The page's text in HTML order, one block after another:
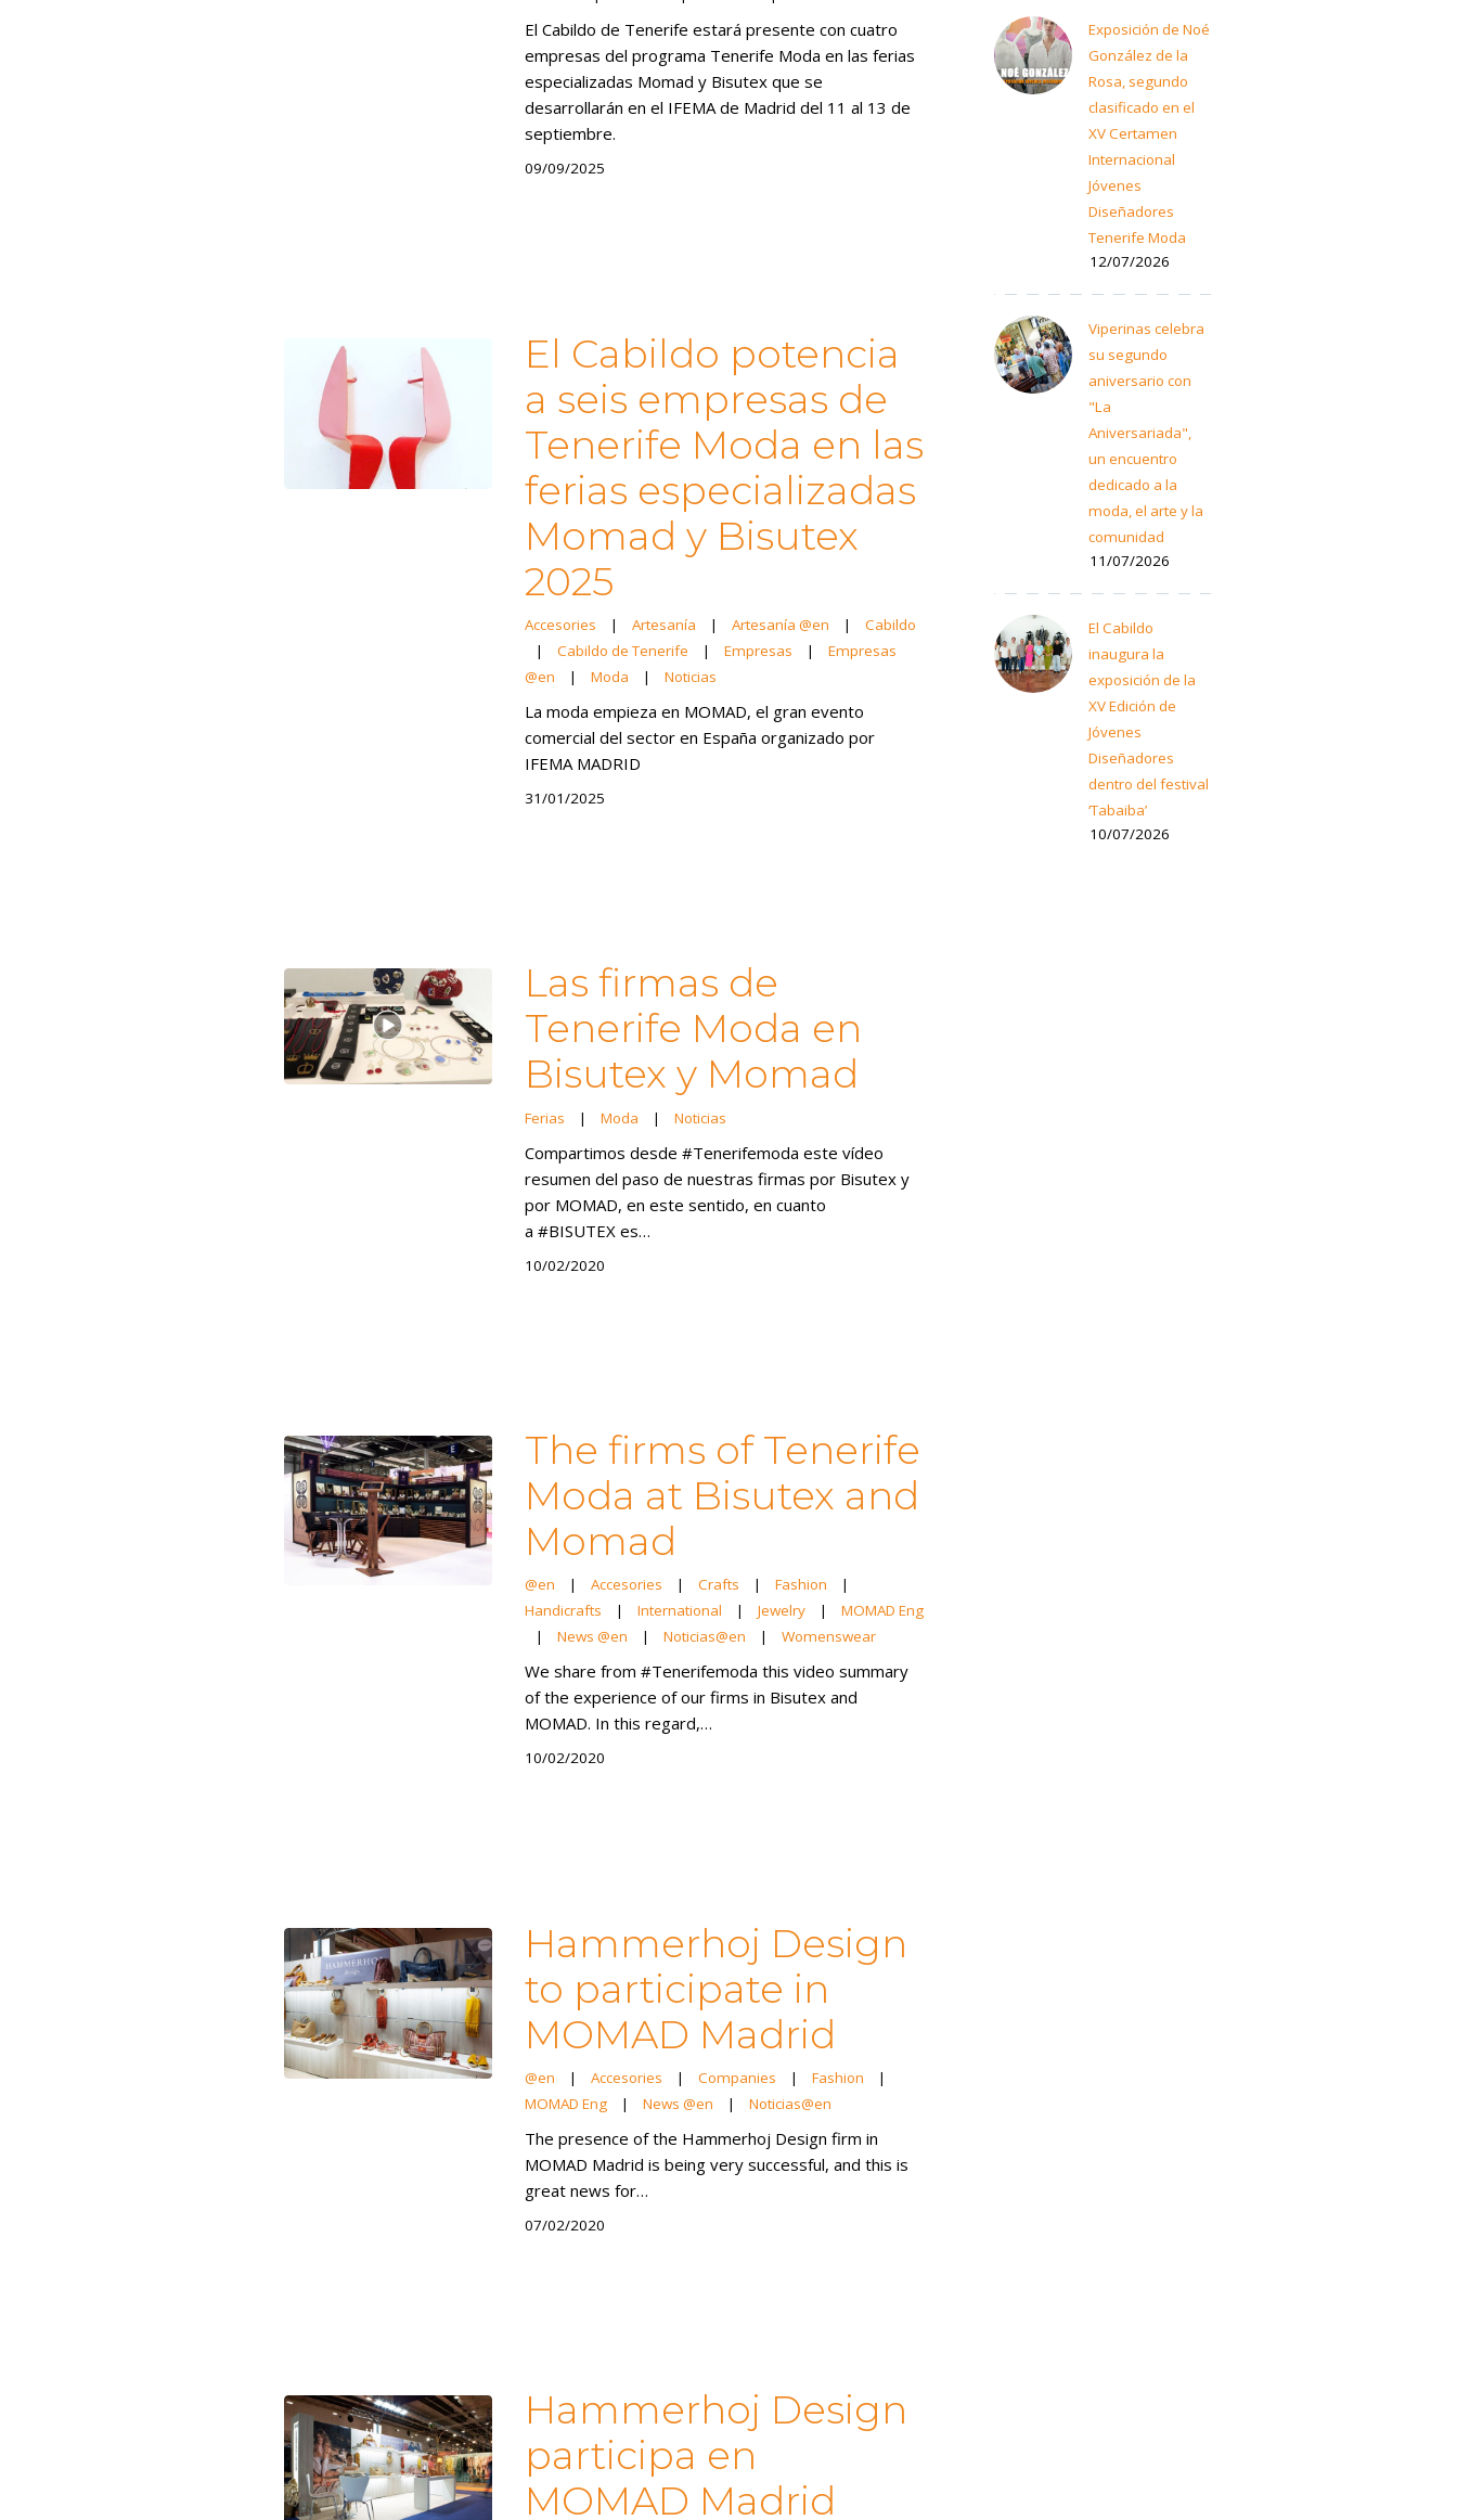
El Cabildo de Tenerife estará presente con cuatro
empresas del programa Tenerife Moda en las ferias
especializadas Momad y Bisutex que se
desarrollarán en el IFEMA de Madrid del 11 al 13 de
septiembre.
09/09/2025
El Cabildo potencia
a seis empresas de
Tenerife Moda en las
ferias especializadas
Momad y Bisutex
2025
Accesories | Artesanía | Artesanía @en |
Cabildo
|
Cabildo de Tenerife | Empresas |
Empresas
@en
| Moda | Noticias
La moda empieza en MOMAD, el gran evento
comercial del sector en España organizado por
IFEMA MADRID
31/01/2025
Las firmas de
Tenerife Moda en
Bisutex y Momad
Ferias | Moda | Noticias
Compartimos desde #Tenerifemoda este vídeo
resumen del paso de nuestras firmas por Bisutex y
por MOMAD, en este sentido, en cuanto
a #BISUTEX es…
10/02/2020
The firms of Tenerife
Moda at Bisutex and
Momad
@en | Accesories | Crafts | Fashion
|
Handicrafts
| International | Jewelry |
MOMAD Eng
|
News @en | Noticias@en | Womenswear
We share from #Tenerifemoda this video summary
of the experience of our firms in Bisutex and
MOMAD. In this regard,…
10/02/2020
Hammerhoj Design
to participate in
MOMAD Madrid
@en | Accesories | Companies | Fashion
|
MOMAD Eng
| News @en | Noticias@en
The presence of the Hammerhoj Design firm in
MOMAD Madrid is being very successful, and this is
great news for…
07/02/2020
Hammerhoj Design
participa en
MOMAD Madrid
Exposición de Noé
González de la
Rosa, segundo
clasificado en el
XV Certamen
Internacional
Jóvenes
Diseñadores
Tenerife Moda
12/07/2026
Viperinas celebra
su segundo
aniversario con
"La
Aniversariada",
un encuentro
dedicado a la
moda, el arte y la
comunidad
11/07/2026
El Cabildo
inaugura la
exposición de la
XV Edición de
Jóvenes
Diseñadores
dentro del festival
‘Tabaiba’
10/07/2026